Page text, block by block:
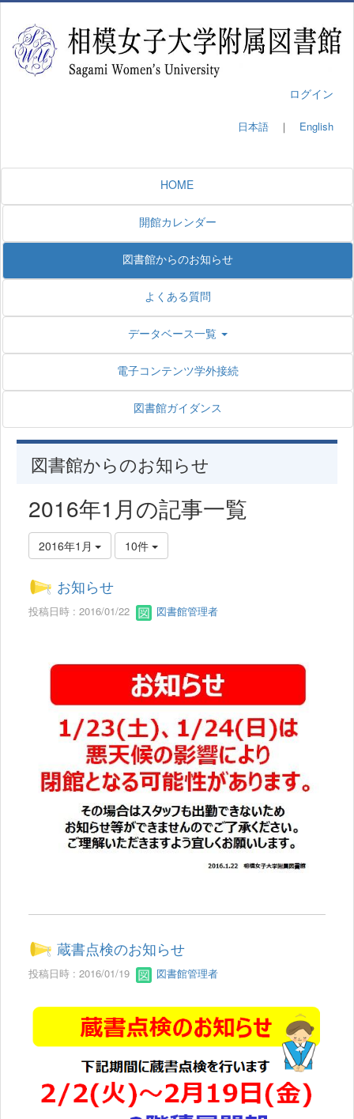
ログイン
日本語 ｜ English
HOME
開館カレンダー
図書館からのお知らせ
よくある質問
データベース一覧
電子コンテンツ学外接続
図書館ガイダンス
図書館からのお知らせ
2016年1月の記事一覧
2016年1月 10件
お知らせ
投稿日時 : 2016/01/22 図書館管理者
蔵書点検のお知らせ
投稿日時 : 2016/01/19 図書館管理者